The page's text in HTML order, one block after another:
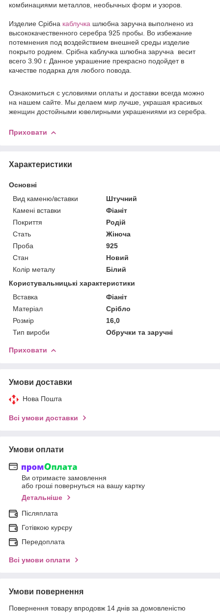
комбинациями металлов, необычных форм и узоров.
Изделие Срібна каблучка шлюбна заручна выполнено из
высококачественного серебра 925 пробы. Во избежание
потемнения под воздействием внешней среды изделие
покрыто родием. Срібна каблучка шлюбна заручна весит
всего 3.90 г. Данное украшение прекрасно подойдет в
качестве подарка для любого повода.
Ознакомиться с условиями оплаты и доставки всегда можно
на нашем сайте. Мы делаем мир лучше, украшая красивых
женщин достойными ювелирными украшениями из серебра.
Приховати
Характеристики
Основні
Вид каменю/вставки
Штучний
Камені вставки
Фіаніт
Покриття
Родій
Стать
Жіноча
Проба
925
Стан
Новий
Колір металу
Білий
Користувальницькі характеристики
Вставка
Фіаніт
Матеріал
Срібло
Розмір
16,0
Тип вироби
Обручки та заручні
Приховати
Умови доставки
Нова Пошта
Всі умови доставки
Умови оплати
Ви отримаєте замовлення
або гроші повернуться на вашу картку
Детальніше
Післяплата
Готівкою курєру
Передоплата
Всі умови оплати
Умови повернення
Повернення товару впродовж 14 днів за домовленістю